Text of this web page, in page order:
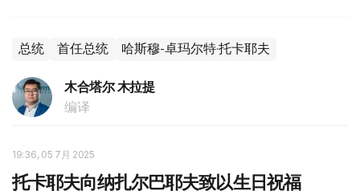
总统 首任总统 哈斯穆-卓玛尔特·托卡耶夫
木合塔尔 木拉提
编译
19:36, 05 7月 2025
托卡耶夫向纳扎尔巴耶夫致以生日祝福